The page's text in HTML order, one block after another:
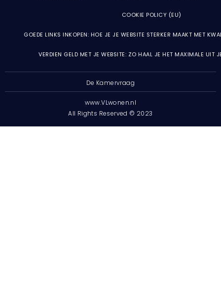
COOKIE POLICY (EU)
GOEDE LINKS INKOPEN: HOE JE JE WEBSITE STERKER MAAKT MET
VERDIEN GELD MET JE WEBSITE: ZO HAAL JE HET MAXIMALE UIT
De Kamervraag
www.VLwonen.nl
All Rights Reserved © 2023